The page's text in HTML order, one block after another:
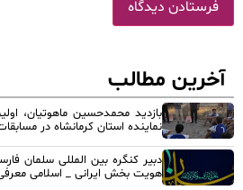
آخرین مطالب
بازدید محمدحسین ماهوتیان،
نماینده استان کرمانشاه در
دبیر کنگره بین المللی سلمان
هویت بخش ایرانی _ اسلامی